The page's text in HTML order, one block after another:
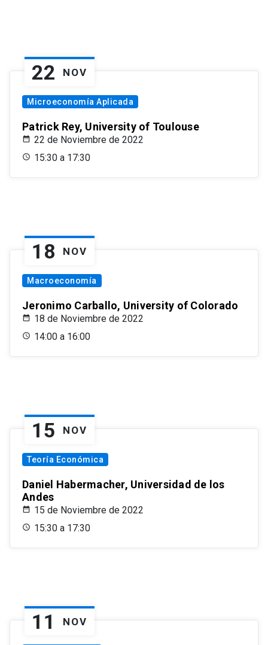
22 NOV
Microeconomía Aplicada
Patrick Rey, University of Toulouse
22 de Noviembre de 2022
15:30 a 17:30
18 NOV
Macroeconomía
Jeronimo Carballo, University of Colorado
18 de Noviembre de 2022
14:00 a 16:00
15 NOV
Teoría Económica
Daniel Habermacher, Universidad de los
Andes
15 de Noviembre de 2022
15:30 a 17:30
11 NOV